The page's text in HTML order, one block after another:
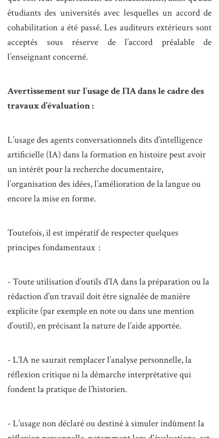
étudiants des universités avec lesquelles un accord de
cohabilitation a été passé. Les auditeurs extérieurs sont
acceptés sous réserve de l’accord préalable de
l’enseignant concerné.
Avertissement sur l’usage de l’IA dans le cadre des
travaux d’évaluation :
L’usage des agents conversationnels dits d’intelligence
artificielle (IA) dans la formation en histoire peut avoir
un intérêt pour la recherche documentaire,
l’organisation des idées, l’amélioration de la langue ou
encore la mise en forme.
Toutefois, il est impératif de respecter quelques
principes fondamentaux :
- Toute utilisation d’outils d’IA dans la préparation ou la
rédaction d’un travail doit être signaléede manière
explicite (par exemple en note ou dans une mention
d’outil), en précisant la nature de l’aide apportée.
- L’IA ne saurait remplacer l’analyse personnelle, la
réflexion critique ni la démarche interprétative qui
fondent la pratique de l’historien.
- L’usage non déclaré ou destiné à simuler indûment la